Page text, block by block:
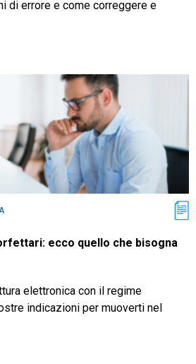
di errore e come correggere e
ecco quello che bisogna
elettronica con il regime
indicazioni per muoverti nel